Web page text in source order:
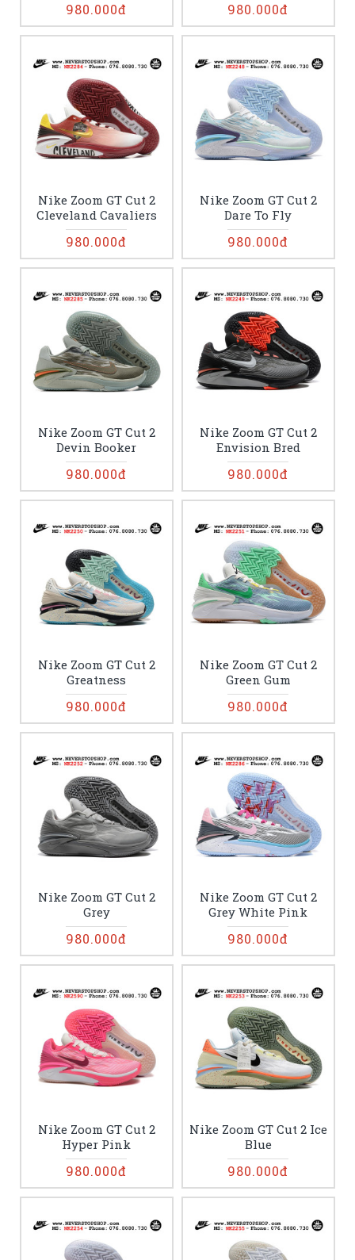
980.000đ 980.000đ
Nike Zoom GT Cut 2
Cleveland Cavaliers
980.000đ
Nike Zoom GT Cut 2
Dare To Fly
980.000đ
Nike Zoom GT Cut 2
Devin Booker
980.000đ
Nike Zoom GT Cut 2
Envision Bred
980.000đ
Nike Zoom GT Cut 2
Greatness
980.000đ
Nike Zoom GT Cut 2
Green Gum
980.000đ
Nike Zoom GT Cut 2
Grey
980.000đ
Nike Zoom GT Cut 2
Grey White Pink
980.000đ
Nike Zoom GT Cut 2
Hyper Pink
980.000đ
Nike Zoom GT Cut 2 Ice
Blue
980.000đ